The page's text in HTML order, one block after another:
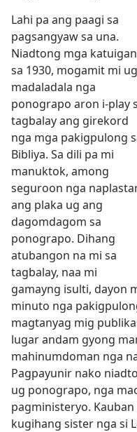
Lahi pa ang paagi sa
pagsangyaw sa una.
Niadtong mga katuigan
sa 1930, mogamit mi ug
madaladala nga
ponograpo aron i-play
tagbalay ang girekord
nga mga pakigpulong
Bibliya. Sa dili pa mi
manuktok, among
seguroon nga
ang plaka ug ang
dagomdagom sa
ponograpo. Dihang
atubangon na mi sa
tagbalay, naa mi
gamayng isulti, dayon
minuto nga
magtanyag mig
lugar andam gyong
mahinumdoman nga
Pagpayunir nako
ug ponograpo, nga
pagministeryo.
kugihang sister nga si